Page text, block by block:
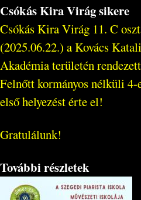
Csókás Kira Virág sikere
Csókás Kira Virág 11. C
(2025.06.22.) a Kovács
Akadémia területén
Felnőtt kormányos nélküli
első helyezést érte el!
Gratulálunk!
További részletek